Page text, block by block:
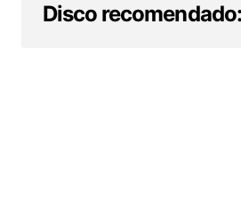
Disco recomendado: